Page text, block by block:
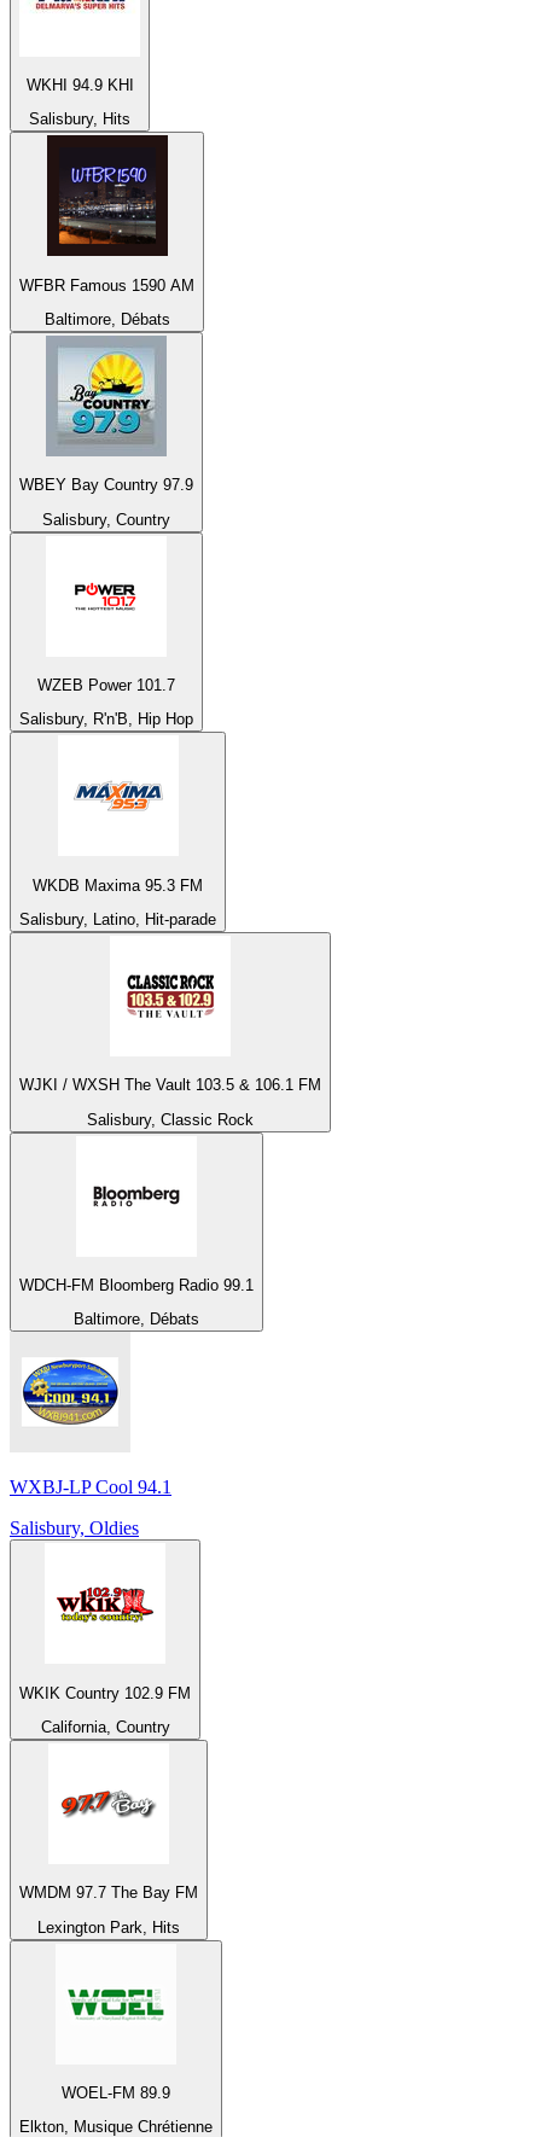
WKHI 94.9 KHI
Salisbury, Hits
WFBR Famous 1590 AM
Baltimore, Débats
WBEY Bay Country 97.9
Salisbury, Country
WZEB Power 101.7
Salisbury, R'n'B, Hip Hop
WKDB Maxima 95.3 FM
Salisbury, Latino, Hit-parade
WJKI / WXSH The Vault 103.5 & 106.1 FM
Salisbury, Classic Rock
WDCH-FM Bloomberg Radio 99.1
Baltimore, Débats
WXBJ-LP Cool 94.1
Salisbury, Oldies
WKIK Country 102.9 FM
California, Country
WMDM 97.7 The Bay FM
Lexington Park, Hits
WOEL-FM 89.9
Elkton, Musique Chrétienne